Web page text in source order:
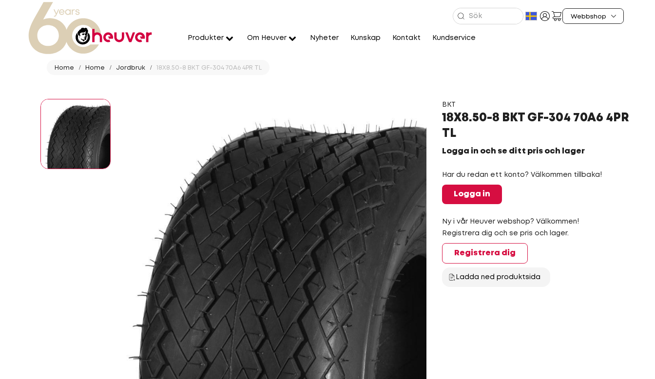
Produkter Om Heuver Nyheter Kunskap Kontakt Kundservice
Home Home Jordbruk 18X8.50-8 BKT GF-304 70A6 4PR TL
BKT
18X8.50-8 BKT GF-304 70A6 4PR
TL
Logga in och se ditt pris och lager
Har du redan ett konto? Välkommen tillbaka!
Logga in
Ny i vår Heuver webshop? Välkommen!
Registrera dig och se pris och lager.
Registrera dig
Ladda ned produktsida